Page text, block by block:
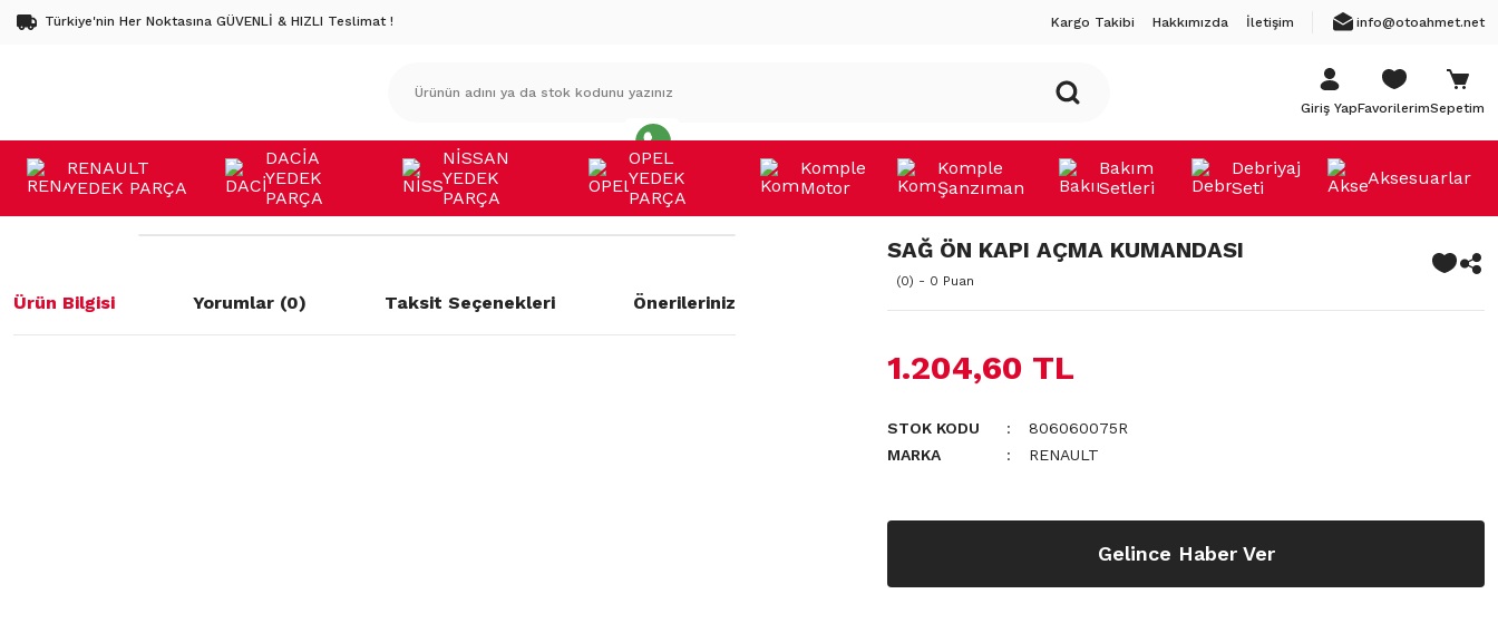
Türkiye'nin Her Noktasına GÜVENLİ & HIZLI Teslimat ! Kargo Takibi Hakkımızda İletişim info@otoahmet.net
Giriş YapFavorilerimSepetim
RENAULT
YEDEK PARÇA
DACİA
YEDEK
PARÇA
NİSSAN
YEDEK
PARÇA
OPEL
YEDEK
PARÇA
Komple
Motor
Komple
Şanzıman
Bakım
Setleri
Debriyaj
Seti
Aksesuarlar
Ürün Bilgisi Yorumlar (0) Taksit Seçenekleri Önerileriniz
SAĞ ÖN KAPI AÇMA KUMANDASI
(0) - 0 Puan
1.204,60 TL
STOK KODU
806060075R
MARKA
RENAULT
Gelince Haber Ver